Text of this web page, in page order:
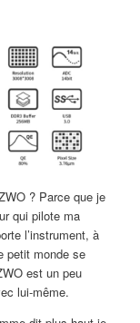
? Parce que je
qui pilote ma
l’instrument, à
petit monde se
est un peu
lui-même.